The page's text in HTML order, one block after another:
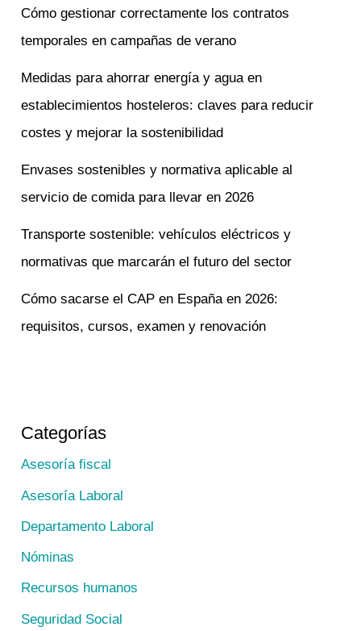
Cómo gestionar correctamente los contratos
temporales en campañas de verano
Medidas para ahorrar energía y agua en
establecimientos hosteleros: claves para reducir
costes y mejorar la sostenibilidad
Envases sostenibles y normativa aplicable al
servicio de comida para llevar en 2026
Transporte sostenible: vehículos eléctricos y
normativas que marcarán el futuro del sector
Cómo sacarse el CAP en España en 2026:
requisitos, cursos, examen y renovación
Categorías
Asesoría fiscal
Asesoría Laboral
Departamento Laboral
Nóminas
Recursos humanos
Seguridad Social